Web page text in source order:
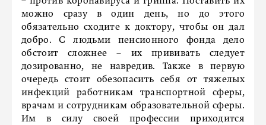
можно сразу в один день, но до этого
обязательно сходите к доктору, чтобы он дал
добро. С людьми пенсионного фонда дело
обстоит сложнее – их прививать следует
дозированно, не навредив. Также в первую
очередь стоит обезопасить себя от тяжелых
инфекций работникам транспортной сферы,
врачам и сотрудникам образовательной сферы.
Им в силу своей профессии приходится